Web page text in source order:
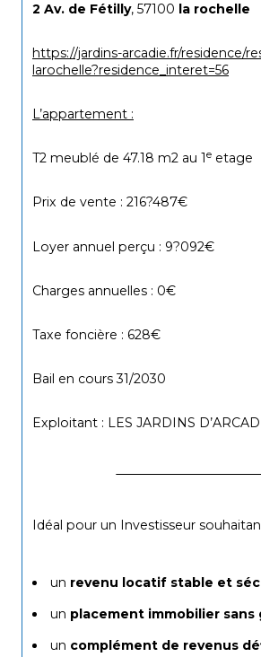
2 Av. de Fétilly, 57100 la rochelle
https://jardins-arcadie.fr/residence/
larochelle?residence_interet=56
L’appartement :
T2 meublé de 47.18 m2 au 1 e etage
Prix de vente : 216?487€
Loyer annuel perçu : 9?092€
Charges annuelles : 0€
Taxe foncière : 628€
Bail en cours 31/2030
Exploitant : LES JARDINS
Idéal pour un Investisseur
un revenu locatif stable et
un placement immobilier sans
un complément de revenus